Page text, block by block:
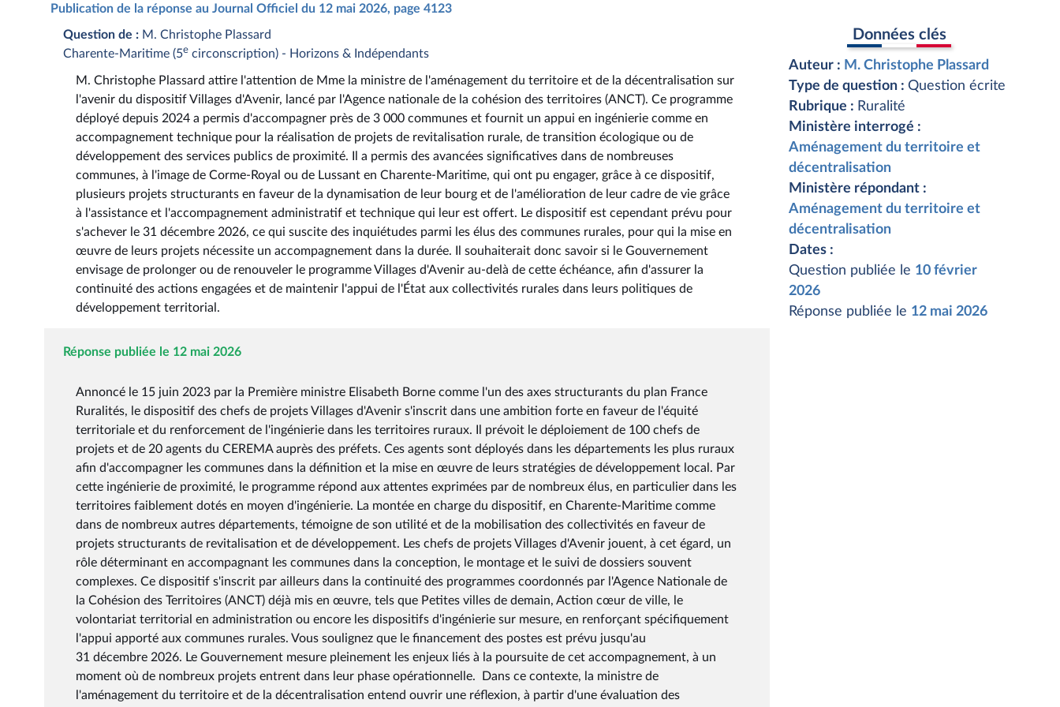
Publication de la réponse au Journal Officiel du 12 mai 2026, page 4123
Question de : M. Christophe Plassard
Charente-Maritime (5e circonscription) - Horizons & Indépendants
M. Christophe Plassard attire l'attention de Mme la ministre de l'aménagement du territoire et de la décentralisation sur
l'avenir du dispositif Villages d'Avenir, lancé par l'Agence nationale de la cohésion des territoires (ANCT). Ce programme
déployé depuis 2024 a permis d'accompagner près de 3 000 communes et fournit un appui en ingénierie comme en
accompagnement technique pour la réalisation de projets de revitalisation rurale, de transition écologique ou de
développement des services publics de proximité. Il a permis des avancées significatives dans de nombreuses
communes, à l'image de Corme-Royal ou de Lussant en Charente-Maritime, qui ont pu engager, grâce à ce dispositif,
plusieurs projets structurants en faveur de la dynamisation de leur bourg et de l'amélioration de leur cadre de vie grâce
à l'assistance et l'accompagnement administratif et technique qui leur est offert. Le dispositif est cependant prévu pour
s'achever le 31 décembre 2026, ce qui suscite des inquiétudes parmi les élus des communes rurales, pour qui la mise en
œuvre de leurs projets nécessite un accompagnement dans la durée. Il souhaiterait donc savoir si le Gouvernement
envisage de prolonger ou de renouveler le programme Villages d'Avenir au-delà de cette échéance, afin d'assurer la
continuité des actions engagées et de maintenir l'appui de l'État aux collectivités rurales dans leurs politiques de
développement territorial.
Réponse publiée le 12 mai 2026
Annoncé le 15 juin 2023 par la Première ministre Elisabeth Borne comme l'un des axes structurants du plan France
Ruralités, le dispositif des chefs de projets Villages d'Avenir s'inscrit dans une ambition forte en faveur de l'équité
territoriale et du renforcement de l'ingénierie dans les territoires ruraux. Il prévoit le déploiement de 100 chefs de
projets et de 20 agents du CEREMA auprès des préfets. Ces agents sont déployés dans les départements les plus ruraux
afin d'accompagner les communes dans la définition et la mise en œuvre de leurs stratégies de développement local. Par
cette ingénierie de proximité, le programme répond aux attentes exprimées par de nombreux élus, en particulier dans les
territoires faiblement dotés en moyen d'ingénierie. La montée en charge du dispositif, en Charente-Maritime comme
dans de nombreux autres départements, témoigne de son utilité et de la mobilisation des collectivités en faveur de
projets structurants de revitalisation et de développement. Les chefs de projets Villages d'Avenir jouent, à cet égard, un
rôle déterminant en accompagnant les communes dans la conception, le montage et le suivi de dossiers souvent
complexes. Ce dispositif s'inscrit par ailleurs dans la continuité des programmes coordonnés par l'Agence Nationale de
la Cohésion des Territoires (ANCT) déjà mis en œuvre, tels que Petites villes de demain, Action cœur de ville, le
volontariat territorial en administration ou encore les dispositifs d'ingénierie sur mesure, en renforçant spécifiquement
l'appui apporté aux communes rurales. Vous soulignez que le financement des postes est prévu jusqu'au
31 décembre 2026. Le Gouvernement mesure pleinement les enjeux liés à la poursuite de cet accompagnement, à un
moment où de nombreux projets entrent dans leur phase opérationnelle. Dans ce contexte, la ministre de
l'aménagement du territoire et de la décentralisation entend ouvrir une réflexion, à partir d'une évaluation des
Données clés
Auteur : M. Christophe Plassard
Type de question : Question écrite
Rubrique : Ruralité
Ministère interrogé :
Aménagement du territoire et
décentralisation
Ministère répondant :
Aménagement du territoire et
décentralisation
Dates :
Question publiée le 10 février
2026
Réponse publiée le 12 mai 2026